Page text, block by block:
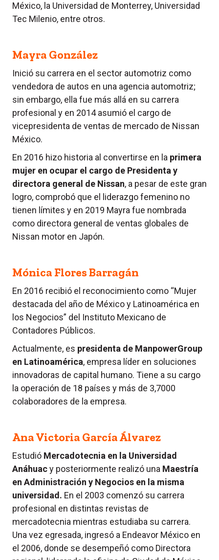
México, la Universidad de Monterrey, Universidad
Tec Milenio, entre otros.
Mayra González
Inició su carrera en el sector automotriz como
vendedora de autos en una agencia automotriz;
sin embargo, ella fue más allá en su carrera
profesional y en 2014 asumió el cargo de
vicepresidenta de ventas de mercado de Nissan
México.
En 2016 hizo historia al convertirse en la primera
mujer en ocupar el cargo de Presidenta y
directora general de Nissan, a pesar de este gran
logro, comprobó que el liderazgo femenino no
tienen límites y en 2019 Mayra fue nombrada
como directora general de ventas globales de
Nissan motor en Japón.
Mónica Flores Barragán
En 2016 recibió el reconocimiento como “Mujer
destacada del año de México y Latinoamérica en
los Negocios” del Instituto Mexicano de
Contadores Públicos.
Actualmente, es presidenta de ManpowerGroup
en Latinoamérica, empresa líder en soluciones
innovadoras de capital humano. Tiene a su cargo
la operación de 18 países y más de 3,7000
colaboradores de la empresa.
Ana Victoria García Álvarez
Estudió Mercadotecnia en la Universidad
Anáhuacy posteriormente realizó una Maestría
en Administración y Negocios en la misma
universidad. En el 2003 comenzó su carrera
profesional en distintas revistas de
mercadotecnia mientras estudiaba su carrera.
Una vez egresada, ingresó a Endeavor México en
el 2006, donde se desempeñó como Directora